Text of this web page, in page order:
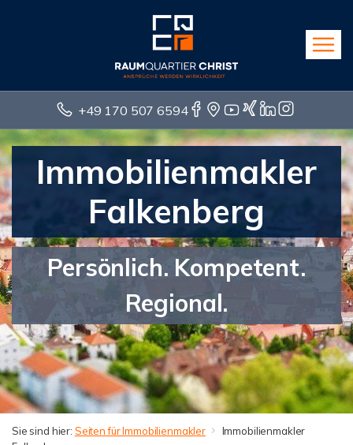
+49 170 507 6594
Immobilienmakler
Falkenberg
Persönlich. Kompetent.
Regional.
Sie sind hier: Seiten für Immobilienmakler
Immobilienmakler